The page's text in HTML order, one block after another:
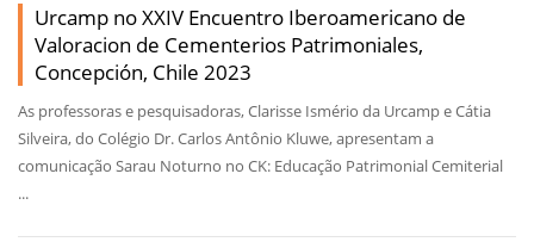
Urcamp no XXIV Encuentro Iberoamericano de
Valoracion de Cementerios Patrimoniales,
Concepción, Chile 2023
As professoras e pesquisadoras, Clarisse Ismério da Urcamp e Cátia
Silveira, do Colégio Dr. Carlos Antônio Kluwe, apresentam a
comunicação Sarau Noturno no CK: Educação Patrimonial Cemiterial
...